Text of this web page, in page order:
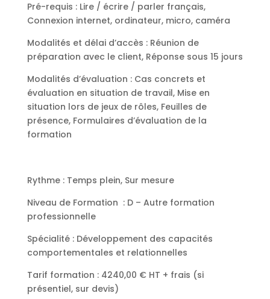
Pré-requis : Lire / écrire / parler français,
Connexion internet, ordinateur, micro, caméra
Modalités et délai d’accès : Réunion de
préparation avec le client, Réponse sous 15 jours
Modalités d’évaluation : Cas concrets et
évaluation en situation de travail, Mise en
situation lors de jeux de rôles, Feuilles de
présence, Formulaires d’évaluation de la
formation
Rythme : Temps plein, Sur mesure
Niveau de Formation : D – Autre formation
professionnelle
Spécialité : Développement des capacités
comportementales et relationnelles
Tarif formation : 4240,00 € HT + frais (si
présentiel, sur devis)